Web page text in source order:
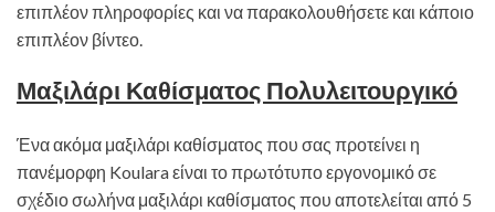
επιπλέον πληροφορίες και να παρακολουθήσετε και κάποιο
επιπλέον βίντεο.
Μαξιλάρι Καθίσματος Πολυλειτουργικό
Ένα ακόμα μαξιλάρι καθίσματος που σας προτείνει η
πανέμορφη Koulara είναι το πρωτότυπο εργονομικό σε
σχέδιο σωλήνα μαξιλάρι καθίσματος που αποτελείται από 5